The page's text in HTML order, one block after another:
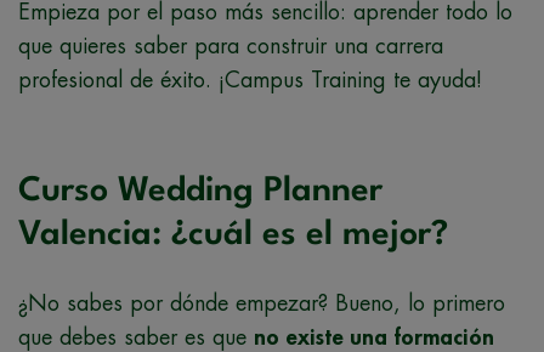
Empieza por el paso más sencillo: aprender todo lo
que quieres saber para construir una carrera
profesional de éxito. ¡Campus Training te ayuda!
Curso Wedding Planner
Valencia: ¿cuál es el mejor?
¿No sabes por dónde empezar? Bueno, lo primero
que debes saber es que no existe una formación